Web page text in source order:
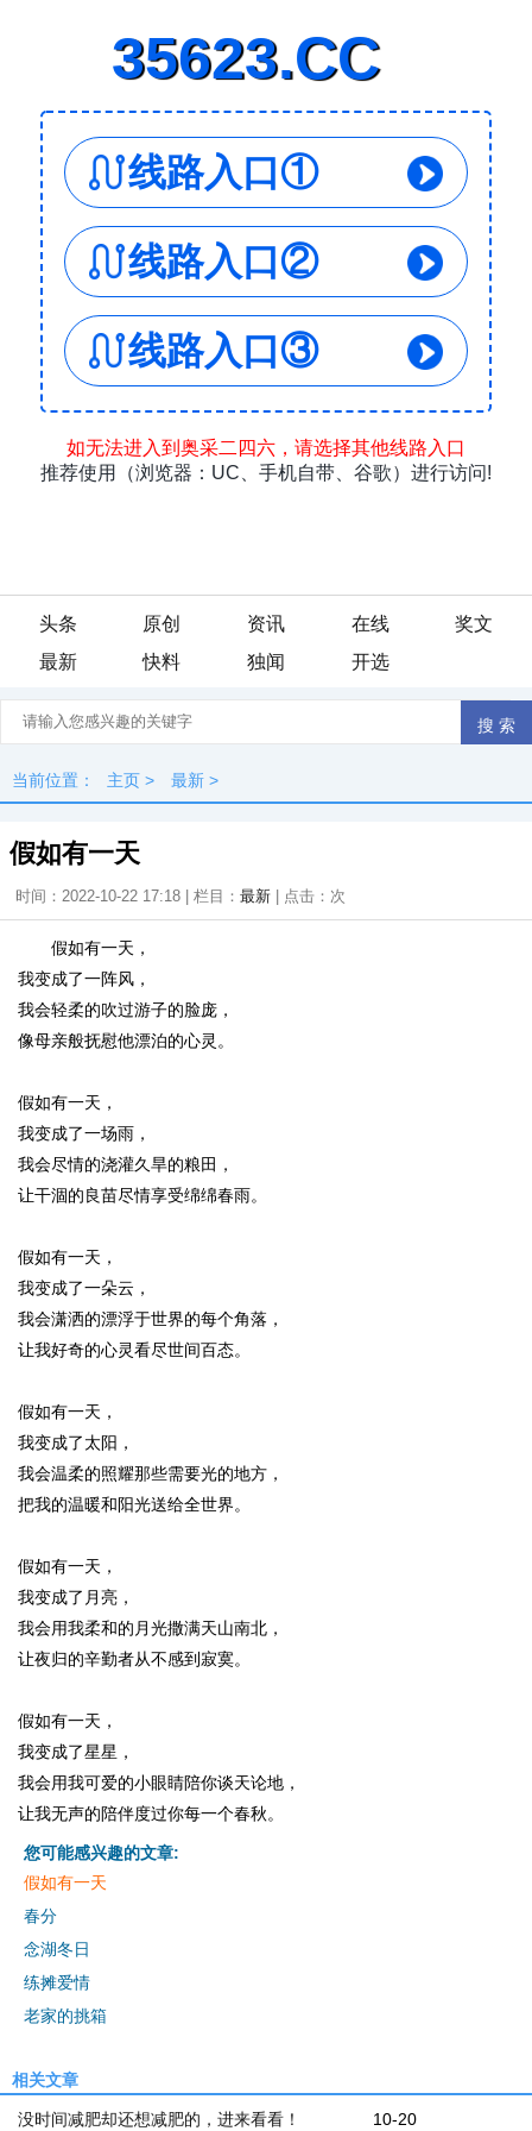
头条 原创 资讯 在线
奖文
最新
快料 独闻 开选
当前位置： 主页 > 最新 >
假如有一天
时间：2022-10-22 17:18 | 栏目： 最新 | 点击： 次
假如有一天，
我变成了一阵风，
我会轻柔的吹过游子的脸庞，
像母亲般抚慰他漂泊的心灵。
假如有一天，
我变成了一场雨，
我会尽情的浇灌久旱的粮田，
让干涸的良苗尽情享受绵绵春雨。
假如有一天，
我变成了一朵云，
我会潇洒的漂浮于世界的每个角落，
让我好奇的心灵看尽世间百态。
假如有一天，
我变成了太阳，
我会温柔的照耀那些需要光的地方，
把我的温暖和阳光送给全世界。
假如有一天，
我变成了月亮，
我会用我柔和的月光撒满天山南北，
让夜归的辛勤者从不感到寂寞。
假如有一天，
我变成了星星，
我会用我可爱的小眼睛陪你谈天论地，
让我无声的陪伴度过你每一个春秋。
您可能感兴趣的文章:
假如有一天
春分
念湖冬日
练摊爱情
老家的挑箱
相关文章
10-20
没时间减肥却还想减肥的，进来看看！